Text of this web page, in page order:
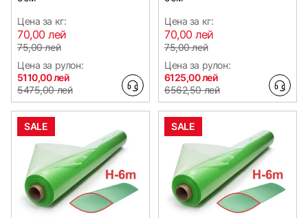
Цена за кг:
70,00 лей
75,00 лей
Цена за рулон:
5110,00 лей
5475,00 лей
Цена за кг:
70,00 лей
75,00 лей
Цена за рулон:
6125,00 лей
6562,50 лей
SALE SALE